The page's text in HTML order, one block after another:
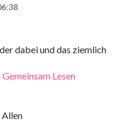
dabei und das ziemlich
Lesen
Allen